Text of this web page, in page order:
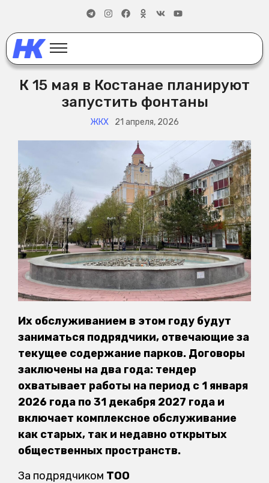
К 15 мая в Костанае планируют
запустить фонтаны
ЖКХ 21 апреля, 2026
Их обслуживанием в этом году будут
заниматься подрядчики, отвечающие за
текущее содержание парков. Договоры
заключены на два года: тендер
охватывает работы на период с 1 января
2026 года по 31 декабря 2027 года и
включает комплексное обслуживание
как старых, так и недавно открытых
общественных пространств.
За подрядчиком ТОО